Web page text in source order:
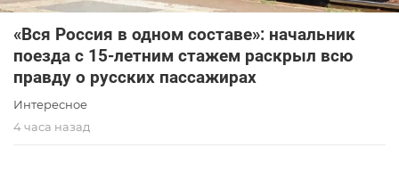
«Вся Россия в одном составе»: начальник
поезда с 15-летним стажем раскрыл всю
правду о русских пассажирах
Интересное
4 часа назад